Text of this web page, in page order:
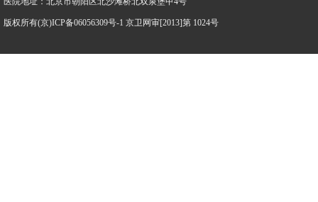
版权所有(京)ICP备06056309号-1 京卫网审[2013]第 1024号